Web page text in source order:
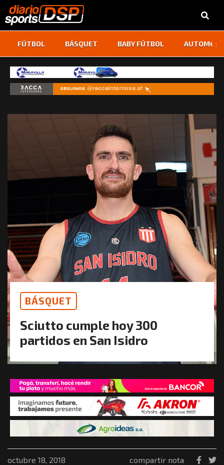
FÚTBOL BÁSQUET BABY FÚTBOL ‹ ›
BÁSQUET
Sciutto cumple hoy 300
partidos en San Isidro
octubre 18, 2018 compartir nota